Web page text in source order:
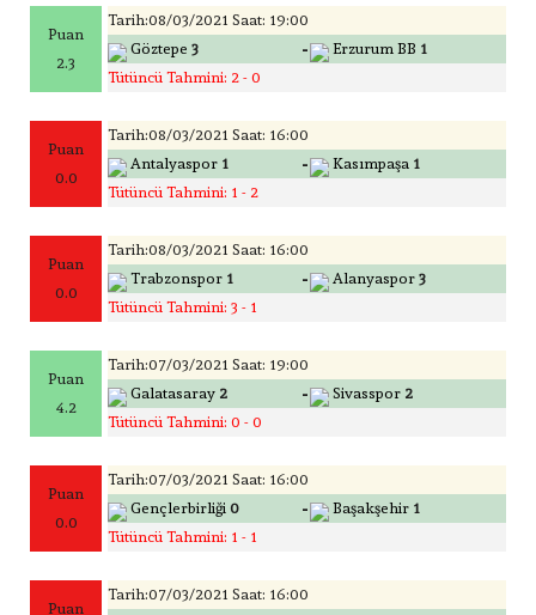
Puan
2.3
Tarih:08/03/2021 Saat: 19:00
Göztepe 3 - Erzurum BB 1
Tütüncü Tahmini: 2 - 0
Puan
0.0
Tarih:08/03/2021 Saat: 16:00
Antalyaspor 1 - Kasımpaşa 1
Tütüncü Tahmini: 1 - 2
Puan
0.0
Tarih:08/03/2021 Saat: 16:00
Trabzonspor 1 - Alanyaspor 3
Tütüncü Tahmini: 3 - 1
Puan
4.2
Tarih:07/03/2021 Saat: 19:00
Galatasaray 2 - Sivasspor 2
Tütüncü Tahmini: 0 - 0
Puan
0.0
Tarih:07/03/2021 Saat: 16:00
Gençlerbirliği 0 - Başakşehir 1
Tütüncü Tahmini: 1 - 1
Puan
Tarih:07/03/2021 Saat: 16:00